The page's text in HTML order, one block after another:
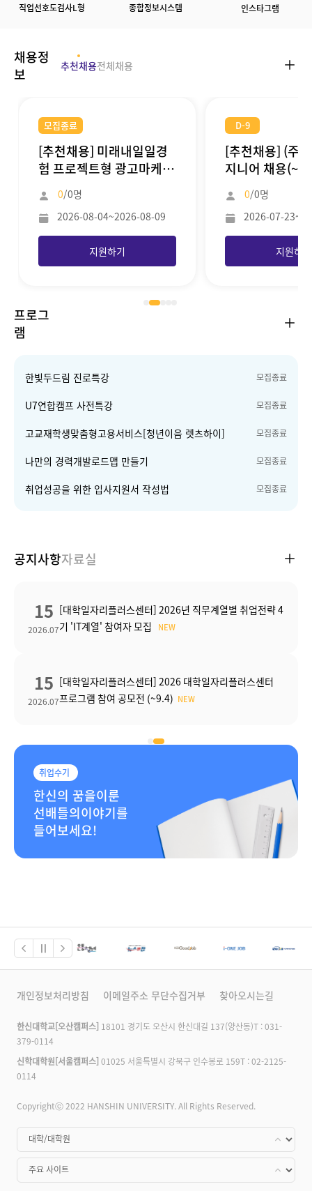
직업선호도검사L형 종합정보시스템 인스타그램
채용정
보
추천채용전체채용
모집종료
[추천채용] 미래내일일경
험 프로젝트형 광고마케
팅/AI게임개발 참여자 모
집(~8/9)
0/0명
2026-08-04~2026-08-09
지원하기
D-9
[추천채용] (주
지니어 채용
0/0명
2026-07-
지원하기
프로그
램
한빛두드림 진로특강 모집종료
U7연합캠프 사전특강 모집종료
고교재학생맞춤형고용서비스[청년이음 렛츠하이] 모집종료
나만의 경력개발로드맵 만들기 모집종료
취업성공을 위한 입사지원서 작성법 모집종료
공지사항자료실
] 2026년 직무계열별 취업전략 4
] 2026 대학일자리플러스센터
30
2026.07
[대학일자리플러스센터]
15
2026.07
[대학일자리플러스센터]
취업수기
한신의 꿈을이룬
선배들의이야기를
들어보세요!
개인정보처리방침 이메일주소 무단수집거부 찾아오시는길
한신대학교[오산캠퍼스] 18101 경기도 오산시 한신대길 137(양산동)T :031-
379-0114
신학대학원[서울캠퍼스] 01025 서울특별시 강북구 인수봉로 159T :02-2125-
0114
Copyrightⓒ 2022 HANSHIN UNIVERSITY. All Rights Reserved.